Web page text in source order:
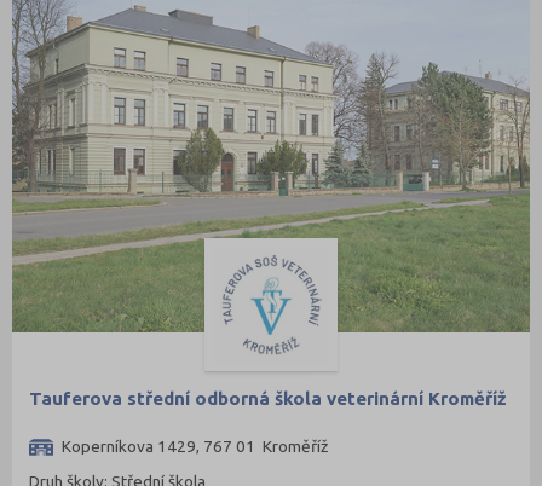
Tauferova střední odborná škola veterinární Kroměříž
Koperníkova 1429, 767 01 Kroměříž
Druh školy: Střední škola